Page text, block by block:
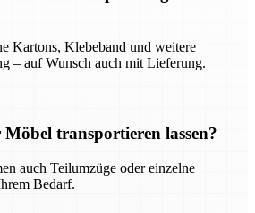
Kartons, Klebeband und weitere
– auf Wunsch auch mit Lieferung.
transportieren lassen?
auch Teilumzüge oder einzelne
Bedarf.